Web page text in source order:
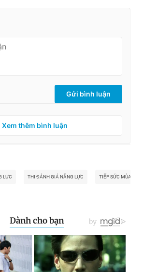
Gửi bình luận
Xem thêm bình luận
LỰC THI ĐÁNH GIÁ NĂNG LỰC TIẾP SỨC MÙA THI